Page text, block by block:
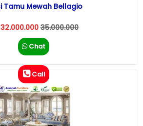
Tamu Mewah Bellagio
35.000.000
Chat
Call